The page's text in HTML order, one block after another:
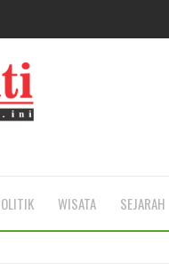
WISATA SEJARAH